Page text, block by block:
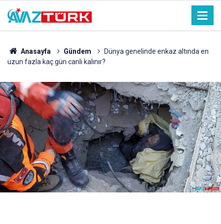
Anasayfa Gündem
Dünya genelinde enkaz altında en
uzun fazla kaç gün canlı kalınır?